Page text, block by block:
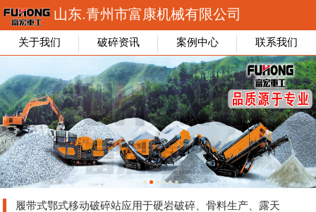
山东.青州市富康机械有限公司
关于我们 破碎资讯 案例中心 联系我们
履带式鄂式移动破碎站应用于硬岩破碎、骨料生产、露天